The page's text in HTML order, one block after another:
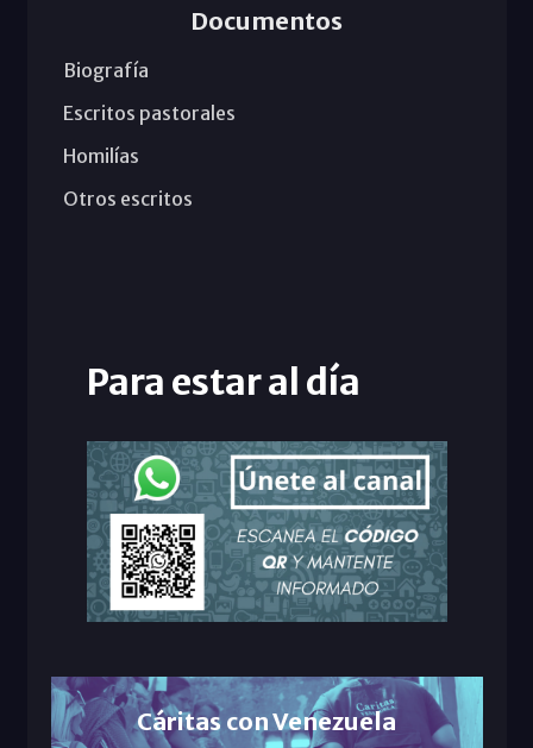
Documentos
Biografía
Escritos pastorales
Homilías
Otros escritos
Para estar al día
Cáritas con Venezuela